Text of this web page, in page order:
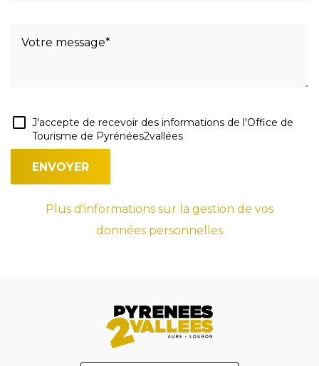
J'accepte de recevoir des informations de l'Office de
Tourisme de Pyrénées2vallées
Plus d'informations sur la gestion de vos
données personnelles